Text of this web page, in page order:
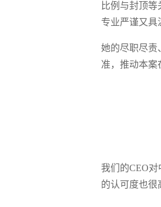
比例与封顶
专业严谨又具
她的尽职尽责
准，推动本案
我们的CEO
的认可度也很